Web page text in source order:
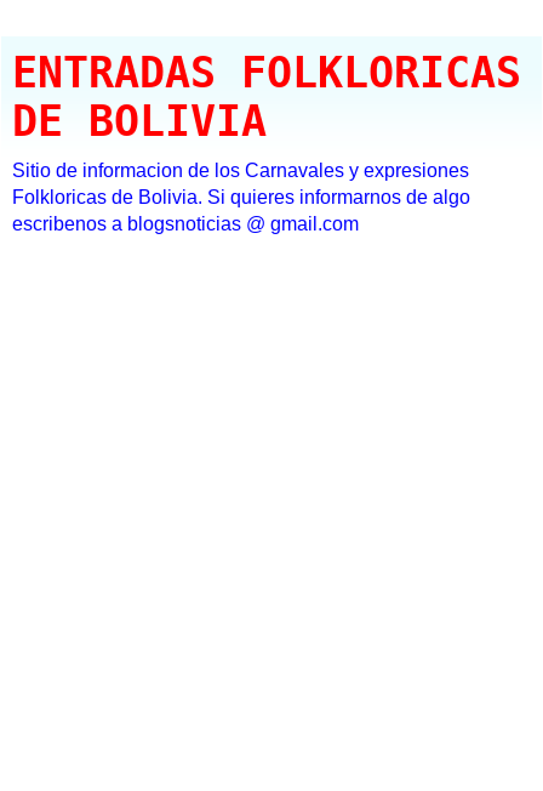
ENTRADAS FOLKLORICAS
DE BOLIVIA
Sitio de informacion de los Carnavales y expresiones
Folkloricas de Bolivia. Si quieres informarnos de algo
escribenos a blogsnoticias @ gmail.com